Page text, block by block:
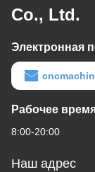
Co., Ltd.
Электронная
Рабочее
8:00-20:00
Наш адрес